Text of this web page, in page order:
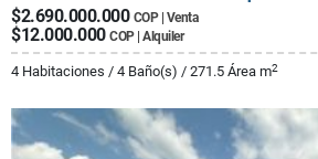
$2.690.000.000 COP | Venta
$12.000.000 COP | Alquiler
4 Habitaciones / 4 Baño(s) / 271.5 Área m2